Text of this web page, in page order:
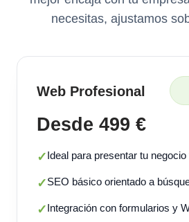
necesitas, ajustamos
Web Profesional
Desde 499 €
✓Ideal para presentar tu
✓SEO básico orientado a
✓Integración con formularios y